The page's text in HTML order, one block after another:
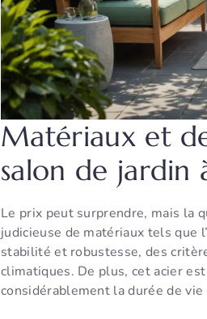
Matériaux et
salon de jardin
Le prix peut surprendre, mais la
judicieuse de matériaux tels que
stabilité et robustesse, des
climatiques. De plus, cet acier
considérablement la durée de